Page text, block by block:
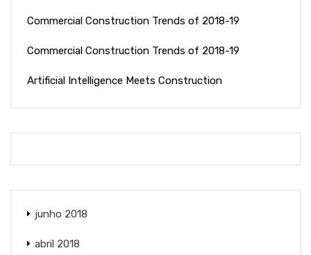
Commercial Construction Trends of 2018-19
Commercial Construction Trends of 2018-19
Artificial Intelligence Meets Construction
junho 2018
abril 2018